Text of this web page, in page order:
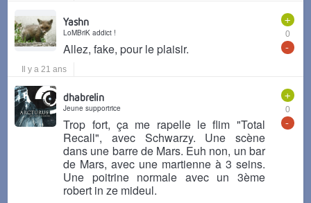
+
0
-
Yashn
LoMBriK addict !
Allez, fake, pour le plaisir.
Il y a 21 ans
+
0
-
dhabrelin
Jeune supportrice
Trop fort, ça me rapelle le flim "Total
Recall", avec Schwarzy. Une scène
dans une barre de Mars. Euh non, un bar
de Mars, avec une martienne à 3 seins.
Une poitrine normale avec un 3ème
robert in ze mideul.